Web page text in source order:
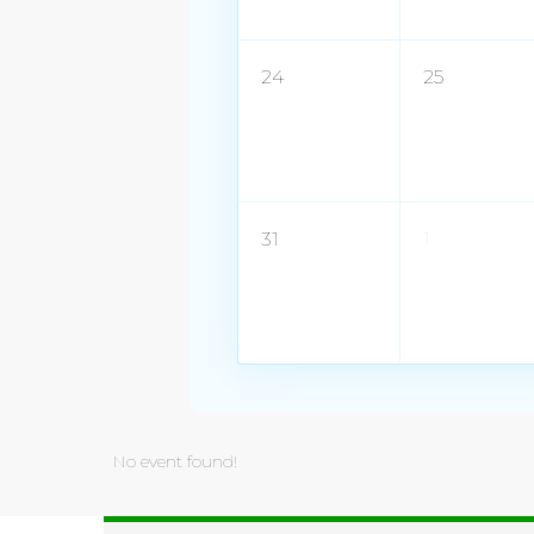
24 25
31
No event found!